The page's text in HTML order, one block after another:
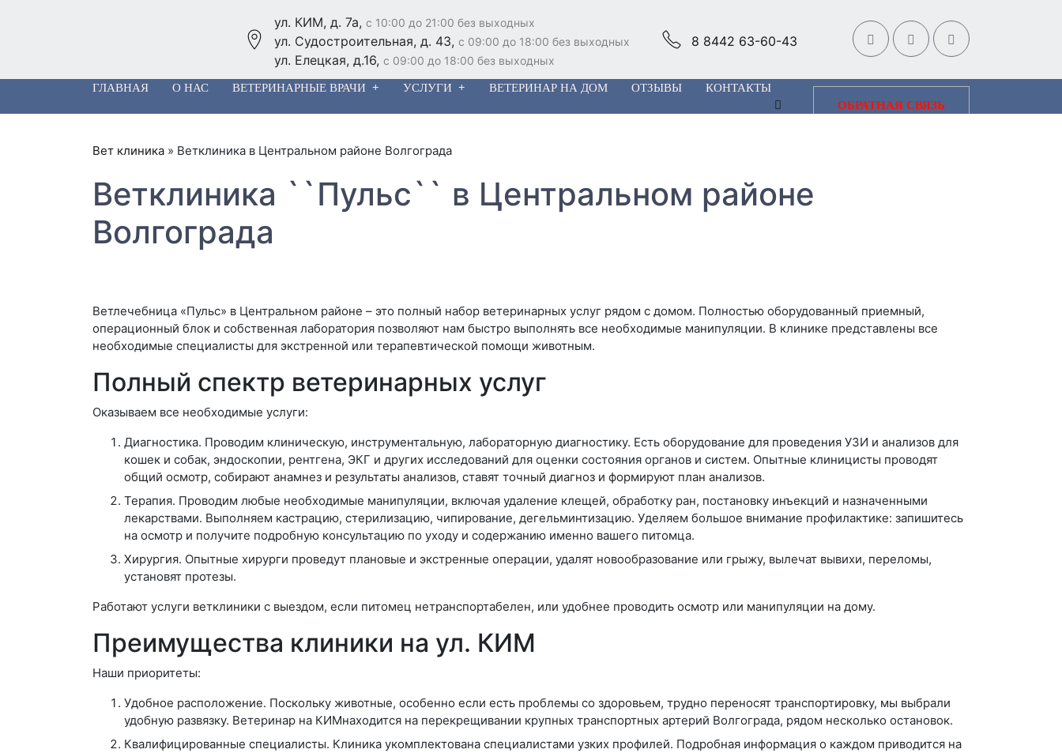
ул. КИМ, д. 7а, с 10:00 до 21:00 без выходных
ул. Судостроительная, д. 43, с 09:00 до 18:00 без выходных
ул. Елецкая, д.16, с 09:00 до 18:00 без выходных
8 8442 63-60-43
ГЛАВНАЯ О НАС ВЕТЕРИНАРНЫЕ ВРАЧИ УСЛУГИ ВЕТЕРИНАР НА ДОМ ОТЗЫВЫ
КОНТАКТЫ
ОБРАТНАЯ СВЯЗЬ
Вет клиника » Ветклиника в Центральном районе Волгограда
Ветклиника ``Пульс`` в Центральном районе
Волгограда
Ветлечебница «Пульс» в Центральном районе – это полный набор ветеринарных услуг рядом с домом. Полностью оборудованный приемный,
операционный блок и собственная лаборатория позволяют нам быстро выполнять все необходимые манипуляции. В клинике представлены все
необходимые специалисты для экстренной или терапевтической помощи животным.
Полный спектр ветеринарных услуг
Оказываем все необходимые услуги:
Диагностика. Проводим клиническую, инструментальную, лабораторную диагностику. Есть оборудование для проведения УЗИ и анализов для
кошек и собак, эндоскопии, рентгена, ЭКГ и других исследований для оценки состояния органов и систем. Опытные клиницисты проводят
общий осмотр, собирают анамнез и результаты анализов, ставят точный диагноз и формируют план анализов.
Терапия. Проводим любые необходимые манипуляции, включая удаление клещей, обработку ран, постановку инъекций и назначенными
лекарствами. Выполняем кастрацию, стерилизацию, чипирование, дегельминтизацию. Уделяем большое внимание профилактике: запишитесь
на осмотр и получите подробную консультацию по уходу и содержанию именно вашего питомца.
Хирургия. Опытные хирурги проведут плановые и экстренные операции, удалят новообразование или грыжу, вылечат вывихи, переломы,
установят протезы.
Работают услуги ветклиники с выездом, если питомец нетранспортабелен, или удобнее проводить осмотр или манипуляции на дому.
Преимущества клиники на ул. КИМ
Наши приоритеты:
Удобное расположение. Поскольку животные, особенно если есть проблемы со здоровьем, трудно переносят транспортировку, мы выбрали
удобную развязку. Ветеринар на КИМнаходится на перекрещивании крупных транспортных артерий Волгограда, рядом несколько остановок.
Квалифицированные специалисты. Клиника укомплектована специалистами узких профилей. Подробная информация о каждом приводится на